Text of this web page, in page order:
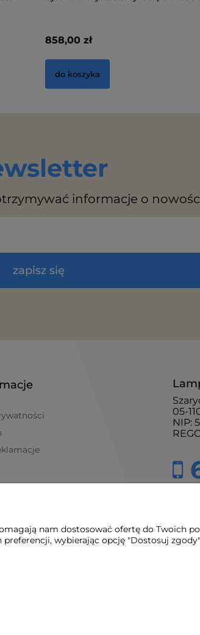
858,00 zł
do koszyka
informacje o
zapisz się
05-
NIP:
nam dostosować ofertę do Twoich
wybierając opcję "Dostosuj